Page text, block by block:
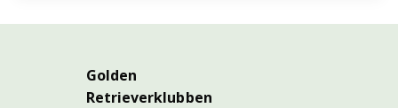
Golden
Retrieverklubben